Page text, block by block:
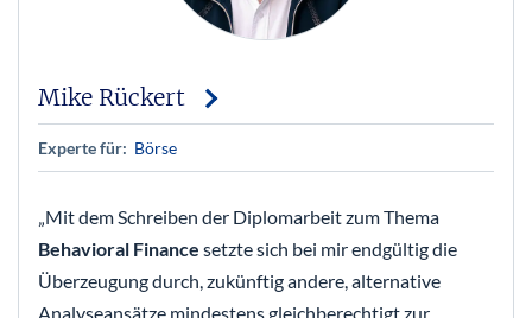
Mike Rückert
Experte für: Börse
Mit dem Schreiben der Diplomarbeit zum Thema
Behavioral Finance setzte sich bei mir endgültig die
Überzeugung durch, zukünftig andere, alternative
Analyseansätze mindestens gleichberechtigt zur